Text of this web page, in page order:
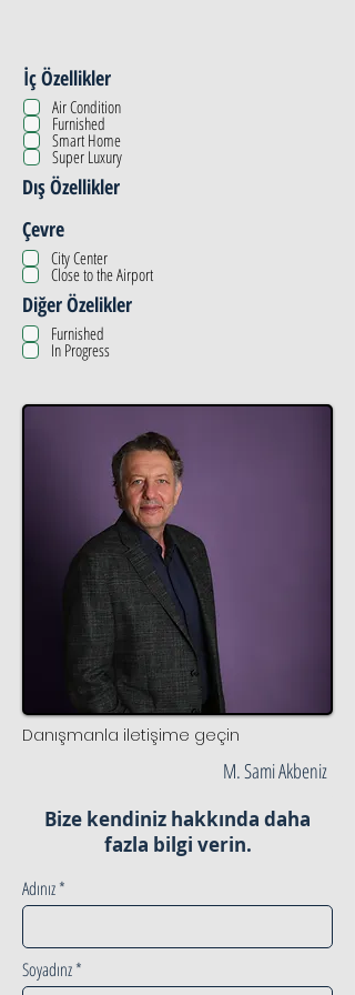
İç Özellikler
Air Condition
Furnished
Smart Home
Super Luxury
Dış Özellikler
Çevre
City Center
Close to the Airport
Diğer Özelikler
Furnished
In Progress
Danışmanla iletişime geçin
M. Sami Akbeniz
Bize kendiniz hakkında daha
fazla bilgi verin.
Adınız
Soyadınz